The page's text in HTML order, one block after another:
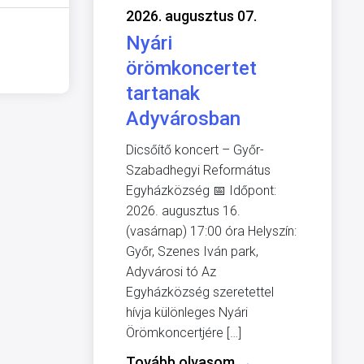
2026. augusztus 07.
Nyári
örömkoncertet
tartanak
Adyvárosban
Dicsőítő koncert – Győr-
Szabadhegyi Református
Egyházközség 📅 Időpont:
2026. augusztus 16.
(vasárnap) 17:00 óra Helyszín:
Győr, Szenes Iván park,
Adyvárosi tó Az
Egyházközség szeretettel
hívja különleges Nyári
Örömkoncertjére […]